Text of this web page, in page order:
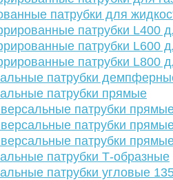
патрубки для
патрубки L400
патрубки L600
патрубки L800
патрубки
патрубки прямые
патрубки
патрубки
патрубки
патрубки Т-образные
патрубки угловые